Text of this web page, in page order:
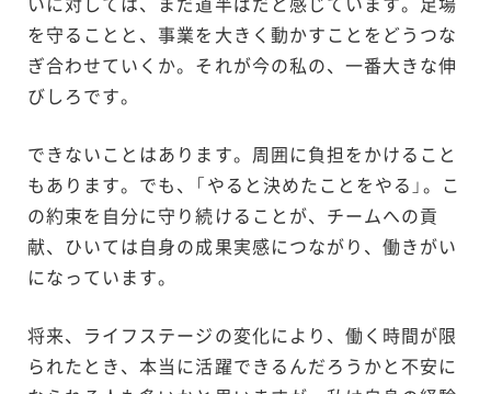
を守ることと、事業を大きく動かすことをどうつな
ぎ合わせていくか。それが今の私の、一番大きな伸
びしろです。
できないことはあります。周囲に負担をかけること
もあります。でも、「やると決めたことをやる」。こ
の約束を自分に守り続けることが、チームへの貢
献、ひいては自身の成果実感につながり、働きがい
になっています。
将来、ライフステージの変化により、働く時間が限
られたとき、本当に活躍できるんだろうかと不安に